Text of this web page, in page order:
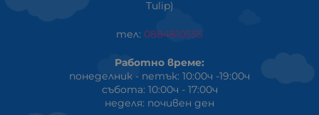
Tulip)
тел: 0884810555
Работно време:
понеделник - петък: 10:00ч -19:00ч
събота: 10:00ч - 17:00ч
неделя: почивен ден